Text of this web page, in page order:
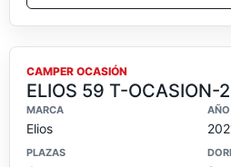
OCASION
CAMPER OCASIÓN
ELIOS 59 T-OCASION-
MARCA
Elios
AÑO
PLAZAS